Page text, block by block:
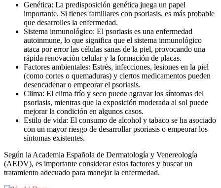
Genética: La predisposición genética juega un papel
importante. Si tienes familiares con psoriasis, es más probable
que desarrolles la enfermedad.
Sistema inmunológico: El psoriasis es una enfermedad
autoinmune, lo que significa que el sistema inmunológico
ataca por error las células sanas de la piel, provocando una
rápida renovación celular y la formación de placas.
Factores ambientales: Estrés, infecciones, lesiones en la piel
(como cortes o quemaduras) y ciertos medicamentos pueden
desencadenar o empeorar el psoriasis.
Clima: El clima frío y seco puede agravar los síntomas del
psoriasis, mientras que la exposición moderada al sol puede
mejorar la condición en algunos casos.
Estilo de vida: El consumo de alcohol y tabaco se ha asociado
con un mayor riesgo de desarrollar psoriasis o empeorar los
síntomas existentes.
Según la Academia Española de Dermatología y Venereología
(AEDV), es importante considerar estos factores y buscar un
tratamiento adecuado para manejar la enfermedad.